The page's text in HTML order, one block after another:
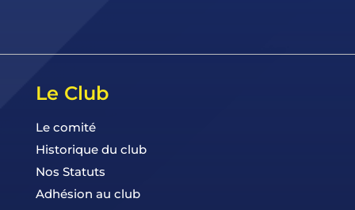
Le Club
Le comité
Historique du club
Nos Statuts
Adhésion au club